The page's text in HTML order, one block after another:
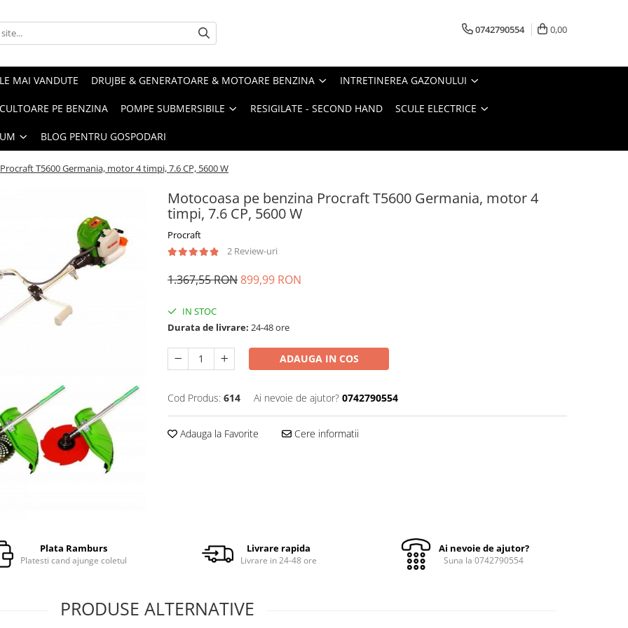
0742790554 0,00
MAI VANDUTE DRUJBE & GENERATOARE & MOTOARE BENZINA INTRETINEREA GAZONULUI
PE BENZINA POMPE SUBMERSIBILE RESIGILATE - SECOND HAND SCULE ELECTRICE
BLOG PENTRU GOSPODARI
T5600 Germania, motor 4 timpi, 7.6 CP, 5600 W
Motocoasa pe benzina Procraft T5600 Germania, motor 4
timpi, 7.6 CP, 5600 W
Procraft
2 Review-uri
1.367,55 RON899,99 RON
IN STOC
Durata de livrare: 24-48 ore
ADAUGA IN COS
Cod Produs: 614 Ai nevoie de ajutor? 0742790554
Adauga la Favorite Cere informatii
Plata Ramburs
Platesti cand ajunge coletul
Livrare rapida
Livrare in 24-48 ore
Ai nevoie de ajutor?
Suna la 0742790554
PRODUSE ALTERNATIVE